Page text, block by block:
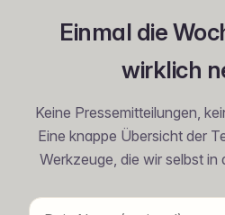
Einmal die
wirklich
Keine Pressemitteilungen,
Eine knappe Übersicht der
Werkzeuge, die wir selbst in